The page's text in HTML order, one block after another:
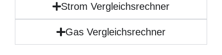
Strom Vergleichsrechner
Gas Vergleichsrechner